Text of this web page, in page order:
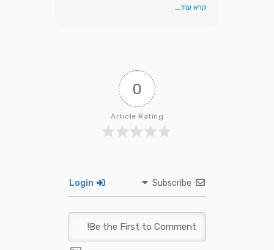
קרא עוד...
0
Article Rating
Subscribe